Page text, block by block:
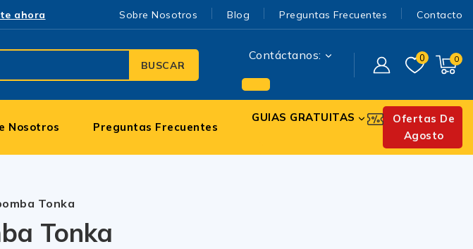
ahora Sobre Nosotros Blog Preguntas Frecuentes Contacto
BUSCAR
Contáctanos: 0 0
Nosotros Preguntas Frecuentes
GUIAS GRATUITAS
Ofertas De
Agosto
Tonka
Tonka